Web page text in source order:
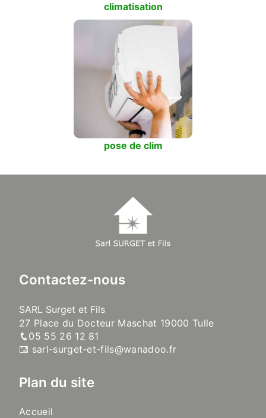
climatisation
pose de clim
Contactez-nous
SARL Surget et Fils
27 Place du Docteur Maschat 19000 Tulle
05 55 26 12 81
sarl-surget-et-fils@wanadoo.fr
Plan du site
Accueil